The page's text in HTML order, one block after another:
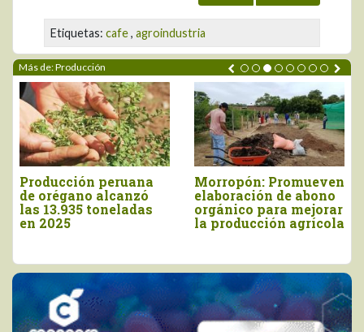
Etiquetas: cafe, agroindustria
Más de: Producción
INIA cosecha más de
9.160 semillas de
papa nativa de alto
valor en Apurímac
Floración de mango
en Piura se mantiene
en 10% al inicio de
agosto